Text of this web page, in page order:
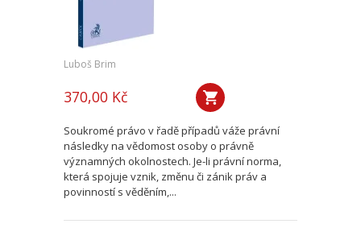
Luboš Brim
370,00 Kč
Soukromé právo v řadě případů váže právní
následky na vědomost osoby o právně
významných okolnostech. Je-li právní norma,
která spojuje vznik, změnu či zánik práv a
povinností s věděním,...